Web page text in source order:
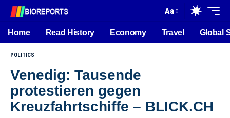
Aa
Home Read History Economy Travel Global
POLITICS
Venedig: Tausende
protestieren gegen
Kreuzfahrtschiffe – BLICK.CH